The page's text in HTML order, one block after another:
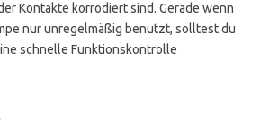
Kontakte korrodiert sind. Gerade wenn
nur unregelmäßig benutzt, solltest du
schnelle Funktionskontrolle